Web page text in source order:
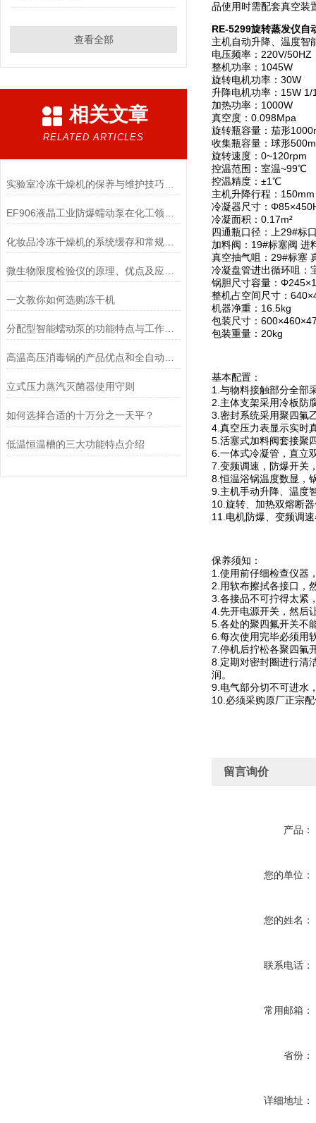
查看全部
相关文章
RELATED ARTICLES
化妆品冷冻干燥机的系统缓存和常规冻干方法的优点
一文教你如何选购冻干机
分配型智能蠕动泵的功能特点与工作模式介绍
立式压力蒸汽灭菌器使用守则
如何选择合适的十万分之一天平？
低温恒温槽的三大功能特点介绍
品使用时需配套真空装
RE-5299旋转蒸发仪自
主机自动升降、温度智
电压频率：220V/50HZ
整机功率：1045W
旋转电机功率：30W
升降电机功率：15W 1/
加热功率：1000W
真空度：0.098Mpa
旋转瓶容量：茄形
收集瓶容量：球形
旋转速度：0~120rpm
控温范围：室温~99℃
控温精度：±1℃
主机升降行程：150mm
冷凝器尺寸：
冷凝面积：0.17m²
四通瓶口径：上29#标
加料阀：19#标塞阀 进
真空抽气咀：29#标塞
冷凝盘管进出循环咀：
锅胆尺寸容量：
整机占空间尺寸：
机器净重：16.5kg
包装尺寸：
包装重量：20kg
基本配置：
1.与物料接触部分全部
2.主体支架采用冷板防
3.密封系统采用聚四氟
4.真空压力表显示实时
5.活塞式加料阀套接聚
6.一体式冷凝管，直立
7.变频调速，防爆开关
8.恒温浴锅温度数显，
9.主机手动升降、温度
10.旋转、加热双熔断
11.电机防爆、变频调
保养须知：
1.使用前仔细检查仪器
2.用软布擦拭各接口，
3.各接品不可拧得太紧
4.先开电源开关，然后
5.各处的聚四氟开关不
6.每次使用完毕必须用
7.停机后拧松各聚四氟
8.定期对密封圈进行清
润。
9.电气部分切不可进水
10.必须采购原厂正宗
留言询价
产品：
您的单位：
您的姓名：
联系电话：
常用邮箱：
省份：
详细地址：